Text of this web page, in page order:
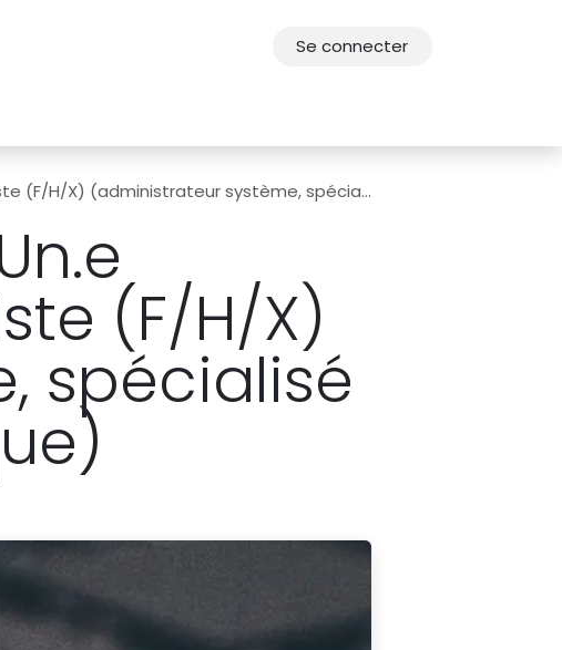
Se connecter
système, spécialisé en archivage électronique)
(F/H/X)
spécialisé